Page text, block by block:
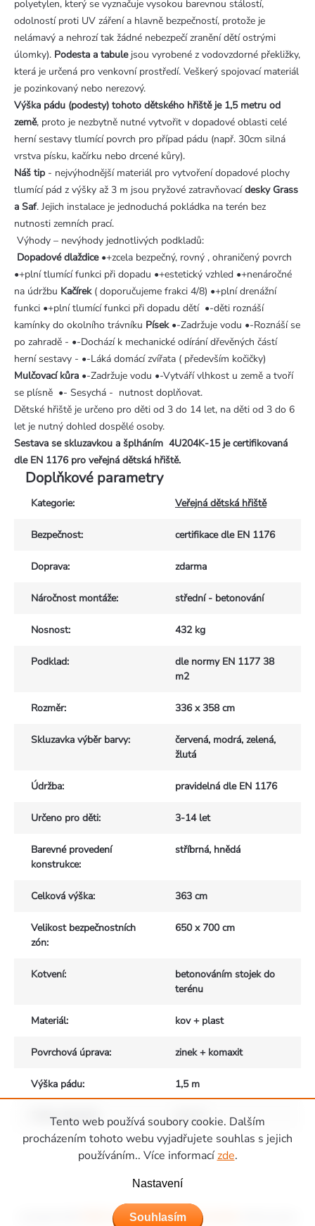
Tento web používá soubory cookie. Dalším
procházením tohoto webu vyjadřujete souhlas s jejich
používáním.. Více informacízde.
Nastavení
Souhlasím
polyetylen, který se vyznačuje vysokou barevnou stálostí,
odolností proti UV záření a hlavně bezpečností, protože je
nelámavý a nehrozí tak žádné nebezpečí zranění dětí ostrými
úlomky). Podesta a tabule jsou vyrobené z vodovzdorné překližky,
která je určená pro venkovní prostředí. Veškerý spojovací materiál
je pozinkovaný nebo nerezový.
Výška pádu (podesty) tohoto dětského hřiště je 1,5 metru od
země, proto je nezbytně nutné vytvořit v dopadové oblasti celé
herní sestavy tlumící povrch pro případ pádu (např. 30cm silná
vrstva písku, kačírku nebo drcené kůry).
Náš tip - nejvýhodnější materiál pro vytvoření dopadové plochy
tlumící pád z výšky až 3 m jsou pryžové zatravňovacídesky Grass
a Saf. Jejich instalace je jednoduchá pokládka na terén bez
nutnosti zemních prací.
Výhody – nevýhody jednotlivých podkladů:
Dopadové dlaždice•+zcela bezpečný, rovný , ohraničený povrch
•+plní tlumící funkci při dopadu •+estetický vzhled •+nenáročné
na údržbu Kačírek( doporučujeme frakci 4/8) •+plní drenážní
funkci •+plní tlumící funkci při dopadu dětí •-děti roznáší
kamínky do okolního trávníku Písek•-Zadržuje vodu •-Roznáší se
po zahradě - •-Dochází k mechanické odírání dřevěných částí
herní sestavy - •-Láká domácí zvířata ( především kočičky)
Mulčovací kůra •-Zadržuje vodu •-Vytváří vlhkost u země a tvoří
se plísně •- Sesychá - nutnost doplňovat.
Dětské hřiště je určeno pro děti od 3 do 14 let, na děti od 3 do 6
let je nutný dohled dospělé osoby.
Sestava se skluzavkou a šplháním 4U204K-15 je certifikovaná
dle EN 1176 pro veřejná dětská hřiště.
Doplňkové parametry
Kategorie: Veřejná dětská hřiště
Bezpečnost: certifikace dle EN 1176
Doprava: zdarma
Náročnost montáže: střední - betonování
Nosnost: 432 kg
Podklad:
dle normy EN 1177 38
m2
Rozměr: 336 x 358 cm
Skluzavka výběr barvy:
červená, modrá, zelená,
žlutá
Údržba: pravidelná dle EN 1176
Určeno pro děti: 3-14 let
Barevné provedení
konstrukce:
stříbrná, hnědá
Celková výška: 363 cm
Velikost bezpečnostních
zón:
650 x 700 cm
Kotvení:
betonováním stojek do
terénu
Materiál: kov + plast
Povrchová úprava: zinek + komaxit
Výška pádu: 1,5 m
Počet uživatelů :
Zápatí
Hřiště Piccolino - dětská hřiště a domečky